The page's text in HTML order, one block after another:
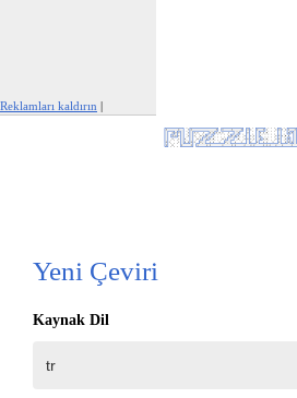
Reklamları kaldırın |
Yeni Çeviri
Kaynak Dil